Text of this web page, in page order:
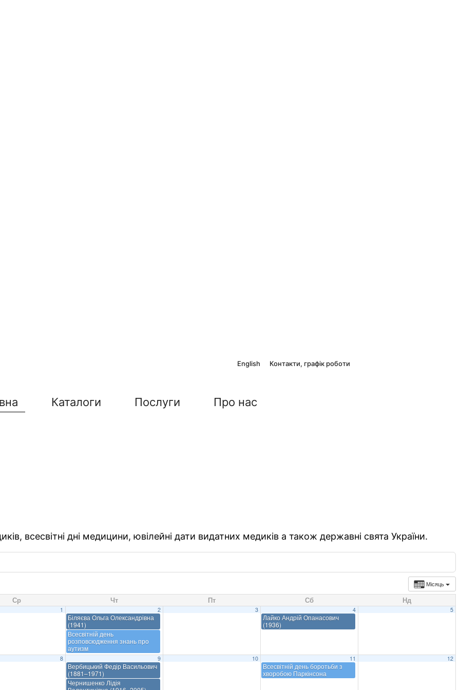
English Контакти, графік роботи
Каталоги Послуги Про нас
всесвітні дні медицини, ювілейні дати видатних медиків а також державні свята України.
Місяць
Ср Чт Пт Сб Нд
1 2
Біляєва Ольга Олександрівна
(1941)
Всесвітній день
розповсюдження знань про
аутизм
3 4
Лайко Андрій Опанасович
(1936)
5
8 9
Вербицький Федір Васильович
(1881–1971)
Чернишенко Лідія
10 11
Всесвітній день боротьби з
хворобою Паркінсона
12